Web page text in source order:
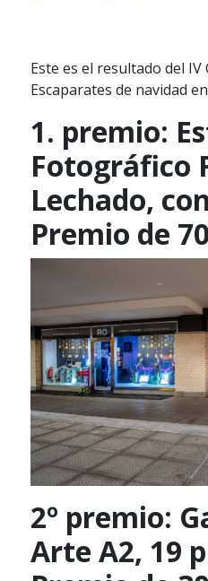
Este es el resultado del IV
Escaparates de navidad
1. premio:
Fotográfico
Lechado,
Premio de
2º premio:
Arte A2, 19